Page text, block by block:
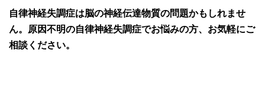
自律神経失調症は脳の神経伝達物質の問題かもしれませ
ん。原因不明の自律神経失調症でお悩みの方、お気軽にご
相談ください。